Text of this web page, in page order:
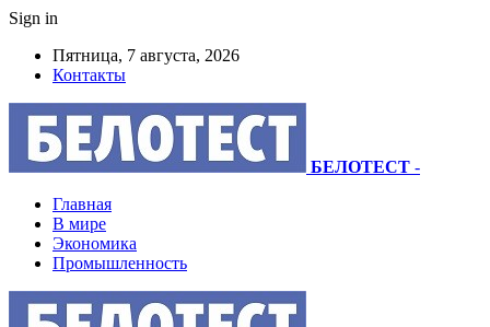
Sign in
Пятница, 7 августа, 2026
Контакты
БЕЛОТЕСТ -
Главная
В мире
Экономика
Промышленность